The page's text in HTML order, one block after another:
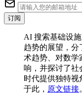
订阅
AI 搜索基础设
趋势的展望，
术趋势、对数学
响，并探讨了
时代提供独特视
于此， 原文链接